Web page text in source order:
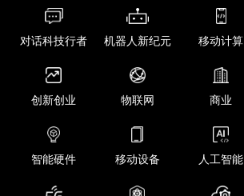
对话科技行者 机器人新纪元 移动计算
创新创业 物联网 商业
智能硬件 移动设备 人工智能